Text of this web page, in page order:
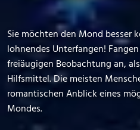
Sie möchten den Mond besser
lohnendes Unterfangen!
freiäugigen Beobachtung an,
Hilfsmittel. Die meisten
romantischen Anblick eines
Mondes.